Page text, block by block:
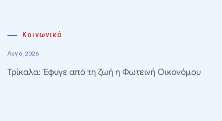
Κοινωνικά
Αυγ 6, 2026
Τρίκαλα: Έφυγε από τη ζωή η Φωτεινή Οικονόμου